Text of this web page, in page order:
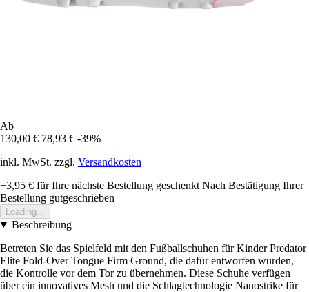
Ab
130,00 € 78,93 € -39%
inkl. MwSt. zzgl. Versandkosten
+3,95 € für Ihre nächste Bestellung geschenkt Nach Bestätigung Ihrer
Bestellung gutgeschrieben
Loading...
Beschreibung
Betreten Sie das Spielfeld mit den Fußballschuhen für Kinder Predator
Elite Fold-Over Tongue Firm Ground, die dafür entworfen wurden,
die Kontrolle vor dem Tor zu übernehmen. Diese Schuhe verfügen
über ein innovatives Mesh und die Schlagtechnologie Nanostrike für